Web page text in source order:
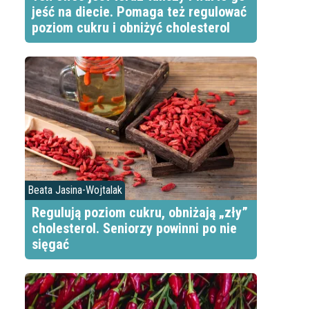
jeść na diecie. Pomaga też regulować
poziom cukru i obniżyć cholesterol
Beata Jasina-Wojtalak
Regulują poziom cukru, obniżają „zły”
cholesterol. Seniorzy powinni po nie
sięgać